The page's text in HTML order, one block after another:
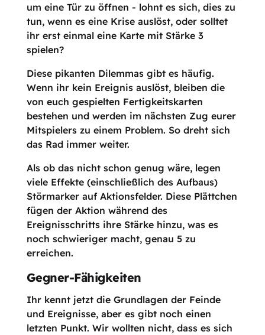
um eine Tür zu öffnen - lohnt es sich, dies zu
tun, wenn es eine Krise auslöst, oder solltet
ihr erst einmal eine Karte mit Stärke 3
spielen?
Diese pikanten Dilemmas gibt es häufig.
Wenn ihr kein Ereignis auslöst, bleiben die
von euch gespielten Fertigkeitskarten
bestehen und werden im nächsten Zug eurer
Mitspielers zu einem Problem. So dreht sich
das Rad immer weiter.
Als ob das nicht schon genug wäre, legen
viele Effekte (einschließlich des Aufbaus)
Störmarker auf Aktionsfelder. Diese Plättchen
fügen der Aktion während des
Ereignisschritts ihre Stärke hinzu, was es
noch schwieriger macht, genau 5 zu
erreichen.
Gegner-Fähigkeiten
Ihr kennt jetzt die Grundlagen der Feinde
und Ereignisse, aber es gibt noch einen
letzten Punkt. Wir wollten nicht, dass es sich